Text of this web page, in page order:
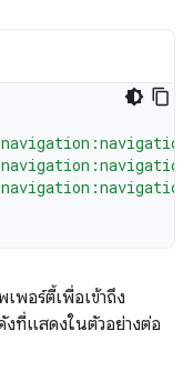
พอร์ตี้เพื่อเข้าถึง
งที่แสดงในตัวอย่างต่อ